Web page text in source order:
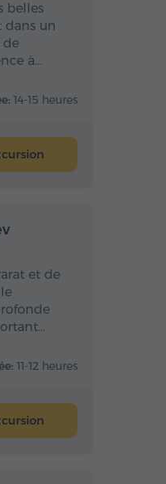
belles
dans un
de
à…
14-15 heures
et de
11-12 heures